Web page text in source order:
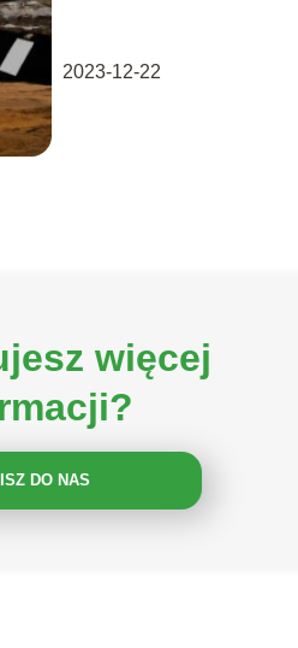
2023-12-22
więcej
DO NAS